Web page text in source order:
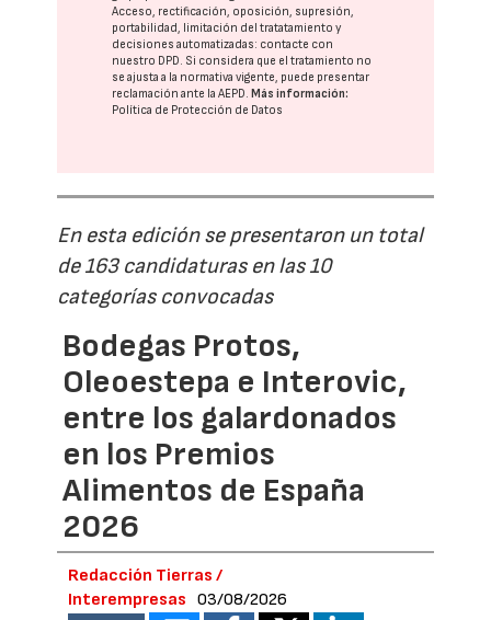
Acceso, rectificación, oposición, supresión,
portabilidad, limitación del tratatamiento y
decisiones automatizadas: contacte con
nuestro DPD. Si considera que el tratamiento no
se ajusta a la normativa vigente, puede presentar
reclamación ante laAEPD. Más información:
Política de Protección de Datos
En esta edición se presentaron un total
de 163 candidaturas en las 10
categorías convocadas
Bodegas Protos,
Oleoestepa e Interovic,
entre los galardonados
en los Premios
Alimentos de España
2026
Redacción Tierras /
Interempresas
03/08/2026